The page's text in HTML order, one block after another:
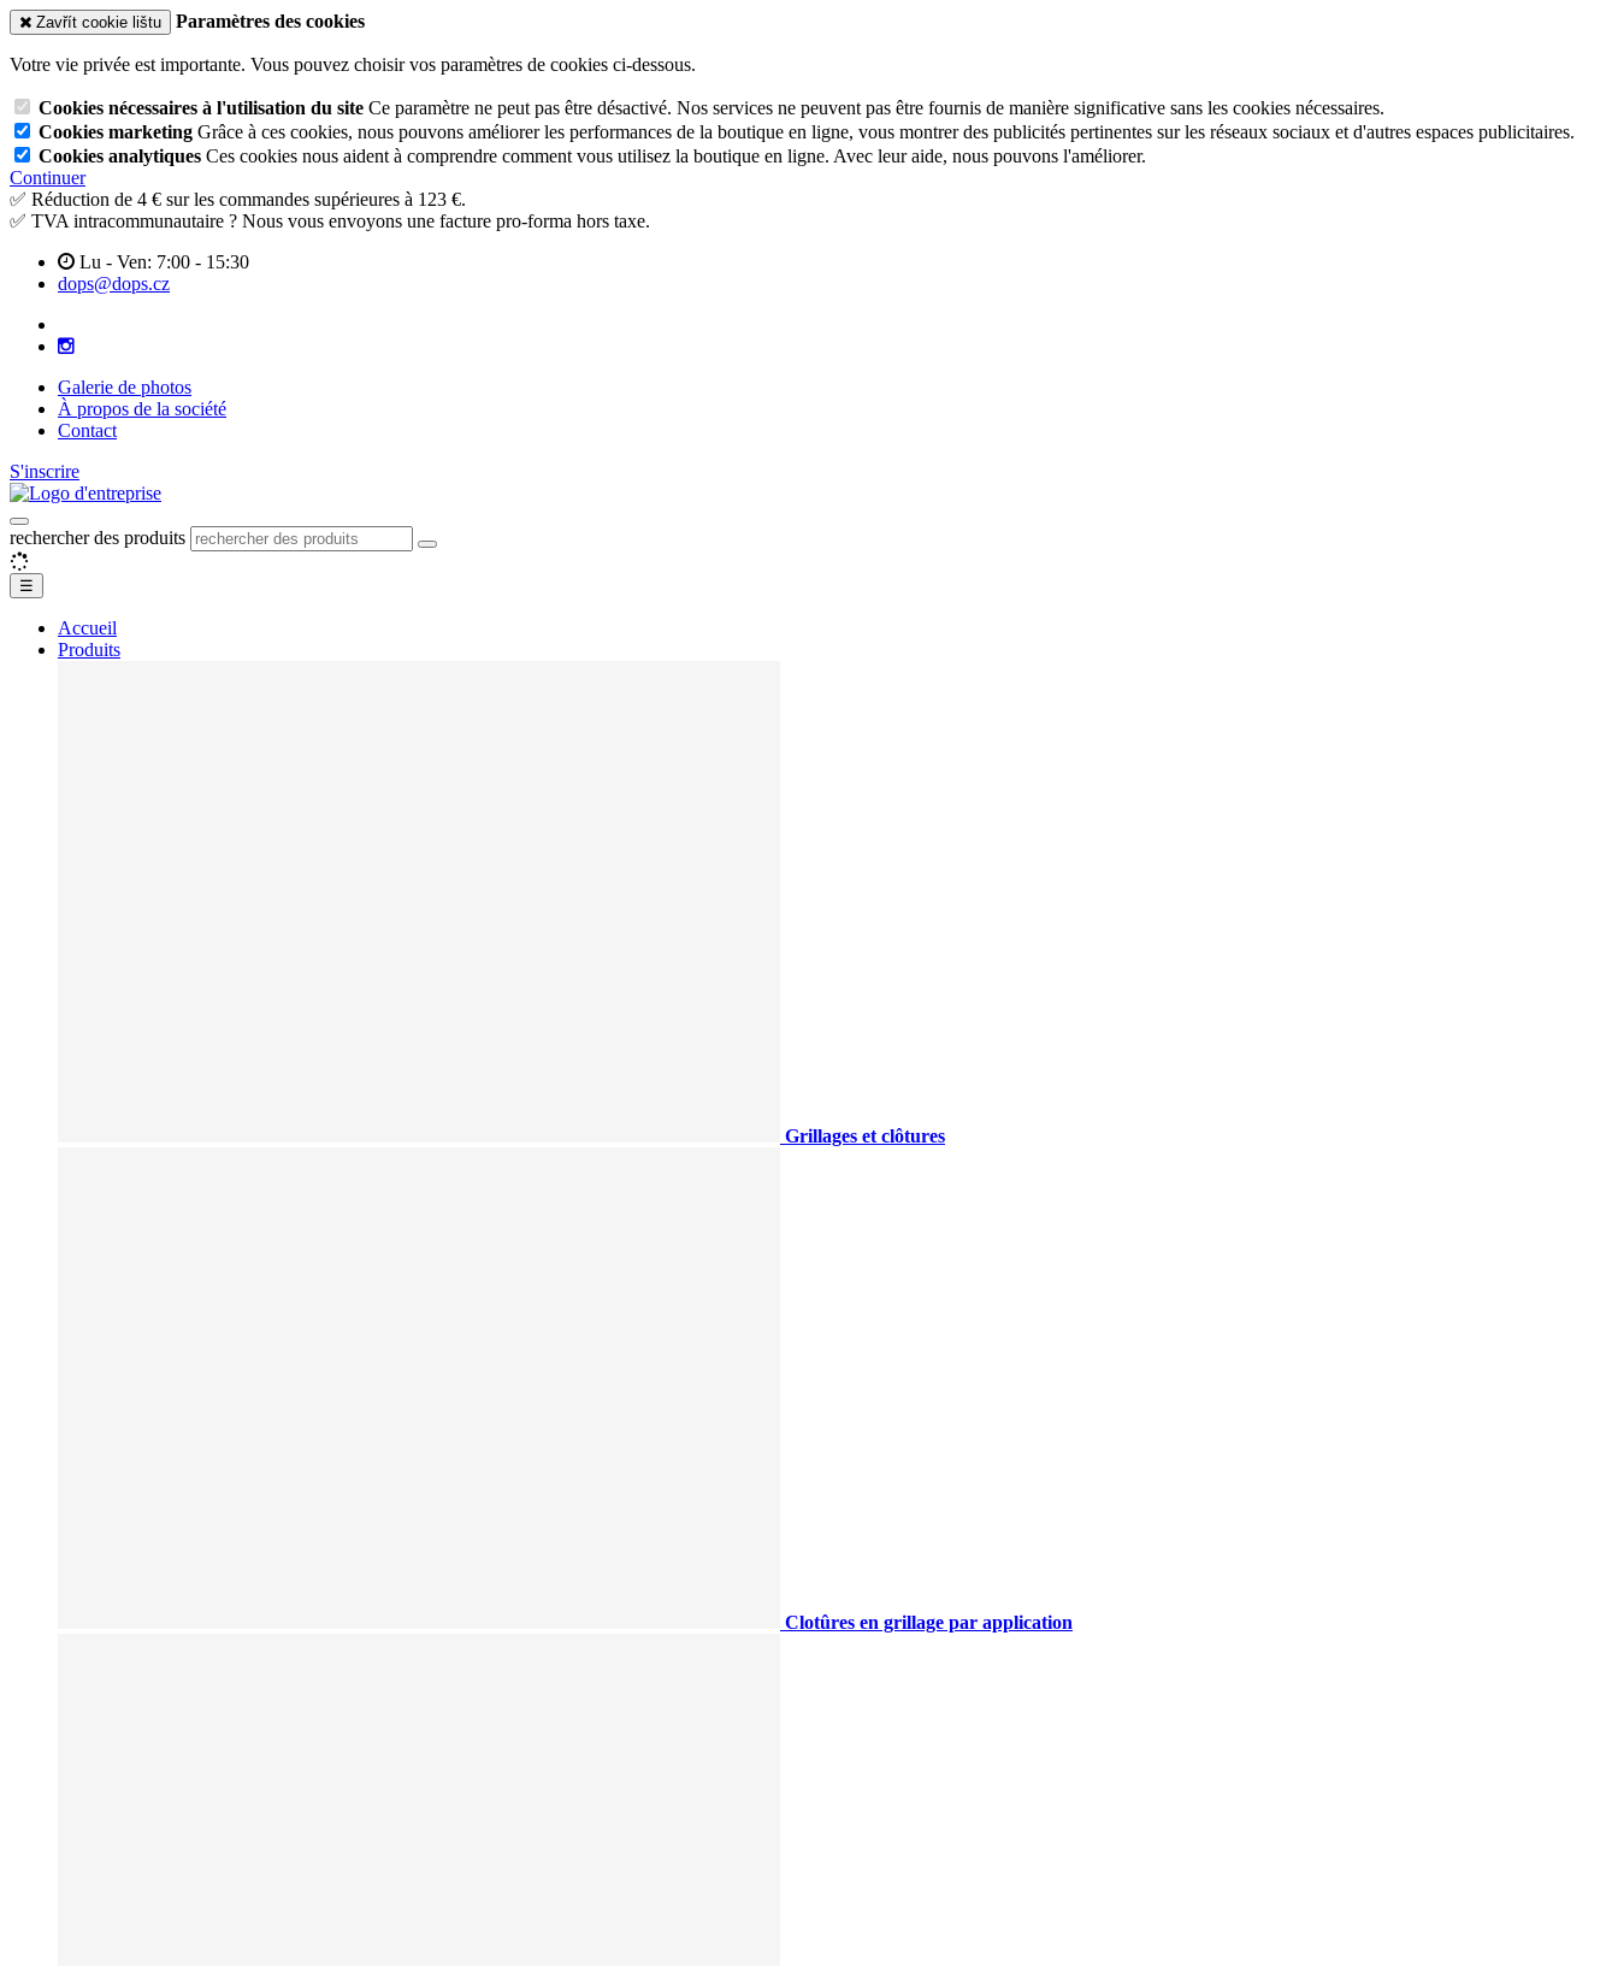
Zavřít cookie lištu Paramètres des cookies
Votre vie privée est importante. Vous pouvez choisir vos paramètres de cookies ci-dessous.
Cookies nécessaires à l'utilisation du site Ce paramètre ne peut pas être désactivé. Nos services ne peuvent pas être fournis de manière significative sans les cookies nécessaires.
Cookies marketing Grâce à ces cookies, nous pouvons améliorer les performances de la boutique en ligne, vous montrer des publicités pertinentes sur les réseaux sociaux et d'autres espaces publicitaires.
Cookies analytiques Ces cookies nous aident à comprendre comment vous utilisez la boutique en ligne. Avec leur aide, nous pouvons l'améliorer.
Continuer
✅ Réduction de 4 € sur les commandes supérieures à 123 €.
✅ TVA intracommunautaire ? Nous vous envoyons une facture pro-forma hors taxe.
Lu - Ven: 7:00 - 15:30
dops@dops.cz
Galerie de photos
À propos de la société
Contact
S'inscrire
rechercher des produits
☰
Accueil
Produits
Grillages et clôtures
Clotûres en grillage par application